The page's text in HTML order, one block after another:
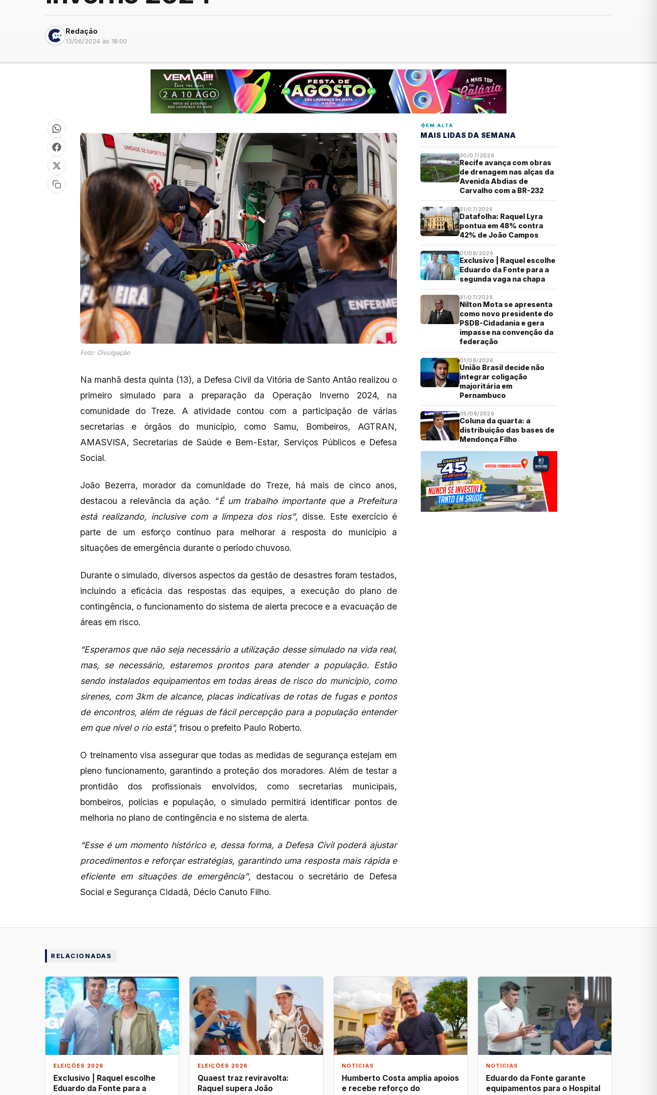
Redação
13/06/2024 às 18:00
Foto: Divulgação
Na manhã desta quinta (13), a Defesa Civil da Vitória de Santo Antão realizou o
primeiro simulado para a preparação da Operação Inverno 2024, na
comunidade do Treze. A atividade contou com a participação de várias
secretarias e órgãos do município, como Samu, Bombeiros, AGTRAN,
AMASVISA, Secretarias de Saúde e Bem-Estar, Serviços Públicos e Defesa
Social.
João Bezerra, morador da comunidade do Treze, há mais de cinco anos,
destacou a relevância da ação. “É um trabalho importante que a Prefeitura
está realizando, inclusive com a limpeza dos rios”, disse. Este exercício é
parte de um esforço contínuo para melhorar a resposta do município a
situações de emergência durante o período chuvoso.
Durante o simulado, diversos aspectos da gestão de desastres foram testados,
incluindo a eficácia das respostas das equipes, a execução do plano de
contingência, o funcionamento do sistema de alerta precoce e a evacuação de
áreas em risco.
“Esperamos que não seja necessário a utilização desse simulado na vida real,
mas, se necessário, estaremos prontos para atender a população. Estão
sendo instalados equipamentos em todas áreas de risco do município, como
sirenes, com 3km de alcance, placas indicativas de rotas de fugas e pontos
de encontros, além de réguas de fácil percepção para a população entender
em que nível o rio está”, frisou o prefeito Paulo Roberto.
O treinamento visa assegurar que todas as medidas de segurança estejam em
pleno funcionamento, garantindo a proteção dos moradores. Além de testar a
prontidão dos profissionais envolvidos, como secretarias municipais,
bombeiros, polícias e população, o simulado permitirá identificar pontos de
melhoria no plano de contingência e no sistema de alerta.
“Esse é um momento histórico e, dessa forma, a Defesa Civil poderá ajustar
procedimentos e reforçar estratégias, garantindo uma resposta mais rápida e
eficiente em situações de emergência”, destacou o secretário de Defesa
Social e Segurança Cidadã, Décio Canuto Filho.
EM ALTA
MAIS LIDAS DA SEMANA
30/07/2026
Recife avança com obras
de drenagem nas alças da
Avenida Abdias de
Carvalho com a BR-232
31/07/2026
Datafolha: Raquel Lyra
pontua em 48% contra
42% de João Campos
01/08/2026
Exclusivo | Raquel escolhe
Eduardo da Fonte para a
segunda vaga na chapa
31/07/2026
Nilton Mota se apresenta
como novo presidente do
PSDB-Cidadania e gera
impasse na convenção da
federação
01/08/2026
União Brasil decide não
integrar coligação
majoritária em
Pernambuco
05/08/2026
Coluna da quarta: a
distribuição das bases de
Mendonça Filho
RELACIONADAS
ELEIÇÕES 2026
Exclusivo | Raquel escolhe
Eduardo da Fonte para a
ELEIÇÕES 2026
Quaest traz reviravolta:
Raquel supera João
NOTÍCIAS
Humberto Costa amplia apoios
e recebe reforço do
NOTÍCIAS
Eduardo da Fonte garante
equipamentos para o Hospital